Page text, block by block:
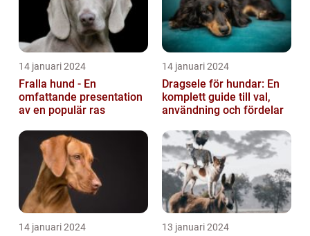
14 januari 2024
Fralla hund - En
omfattande presentation
av en populär ras
14 januari 2024
Dragsele för hundar: En
komplett guide till val,
användning och fördelar
14 januari 2024 13 januari 2024